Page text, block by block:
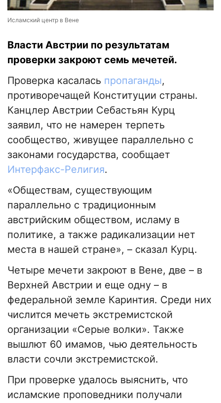
Исламский центр в Вене
Власти Австрии по результатам
проверки закроют семь мечетей.
Проверка касалась пропаганды,
противоречащей Конституции страны.
Канцлер Австрии Себастьян Курц
заявил, что не намерен терпеть
сообщество, живущее параллельно с
законами государства, сообщает
Интерфакс-Религия.
«Обществам, существующим
параллельно с традиционным
австрийским обществом, исламу в
политике, а также радикализации нет
места в нашей стране», – сказал Курц.
Четыре мечети закроют в Вене, две – в
Верхней Австрии и еще одну – в
федеральной земле Каринтия. Среди них
числится мечеть экстремистской
организации «Серые волки». Также
вышлют 60 имамов, чью деятельность
власти сочли экстремистской.
При проверке удалось выяснить, что
исламские проповедники получали